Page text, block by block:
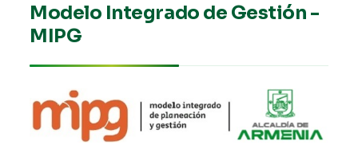
Modelo Integrado de Gestión -
MIPG